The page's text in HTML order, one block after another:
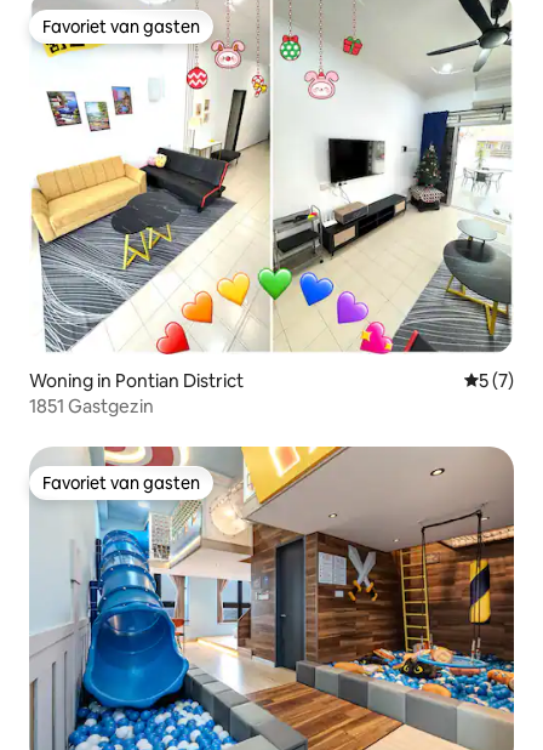
Favoriet van gasten
Favoriet van gasten
Woning in Pontian District
5 (7)
1851 Gastgezin
Favoriet van gasten
Favoriet van gasten